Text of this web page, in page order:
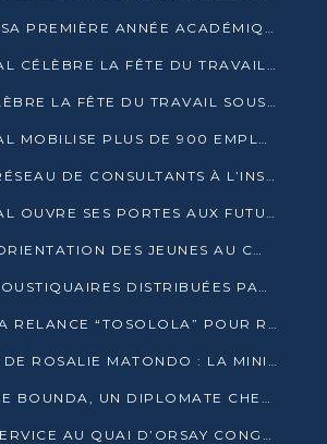
L’ENFICE LANCE SA PREMIÈRE ANNÉE ACADÉMIQUE AVEC 100 FUTURS ENSEIGNANTS
CONGO TERMINAL CÉLÈBRE LA FÊTE DU TRAVAIL AVEC SES COLLABORATEURS À POINTE-NOIRE
AGL CONGO CÉLÈBRE LA FÊTE DU TRAVAIL SOUS LE SIGNE DE LA COHÉSION
CONGO TERMINAL MOBILISE PLUS DE 900 EMPLOYÉS AUTOUR DE LA SÉCURITÉ AU TRAVAIL
RCM 2030 : DU RÉSEAU DE CONSULTANTS À L’INSTRUMENT DE PUISSANCE EN AFRIQUE FRANCOPHONE
CONGO TERMINAL OUVRE SES PORTES AUX FUTURS INGÉNIEURS AU FORUM DES MÉTIERS D’UCAC-ICAM
SEOPC 2026 : L’ORIENTATION DES JEUNES AU CŒUR DE LA DEUXIÈME ÉDITION
PLUS DE 1 500 MOUSTIQUAIRES DISTRIBUÉES PAR AGL ET CONGO TERMINAL DANS LA LUTTE CONTRE LE PALUDISME
NINON GOUAMBA RELANCE “TOSOLOLA” POUR RENFORCER LE DIALOGUE AVEC LES CITOYENS
RECONDUCTION DE ROSALIE MATONDO : LA MINISTRE PROMET D’ACCÉLÉRER LE TRAITEMENT DES DOSSIERS ET DE RELEVER DE NOUVEAUX DÉFIS
CONSTANT SERGE BOUNDA, UN DIPLOMATE CHEVRONNÉ AUX COMMANDES DES AFFAIRES ÉTRANGÈRES
PASSATION DE SERVICE AU QUAI D’ORSAY CONGOLAIS : GAKOSSO PASSE LE FLAMBEAU À BOUNDA